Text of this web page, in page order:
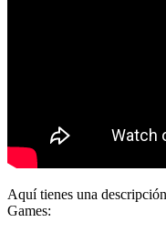
Aquí tienes una
Games: